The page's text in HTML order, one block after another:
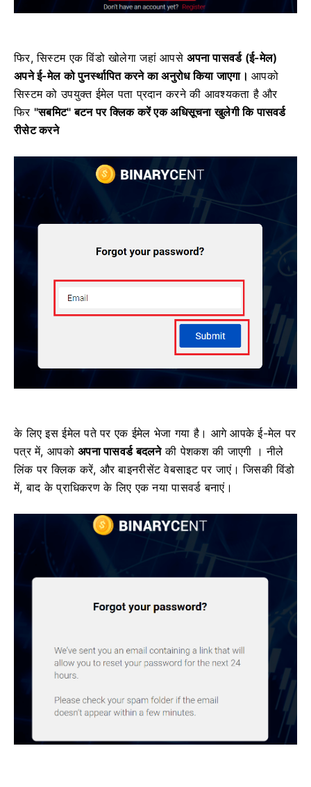
फिर, सिस्टम एक विंडो खोलेगा जहां आपसेअपना पासवर्ड (ई-मेल)
अपने ई-मेल को पुनर्स्थापित करने का अनुरोध किया जाएगा।आपको
सिस्टम को उपयुक्त ईमेल पता प्रदान करने की आवश्यकता है और
फिर "सबमिट" बटन पर क्लिक करें एक अधिसूचना खुलेगी किपासवर्ड
रीसेट करने
के लिए इस ईमेल पते पर एक ईमेल भेजा गया है। आगे आपके ई-मेल पर
पत्र में, आपकोअपना पासवर्ड बदलनेकी पेशकश की जाएगी ।नीले
लिंक पर क्लिक करें, और बाइनरीसेंट वेबसाइट पर जाएं।जिसकी विंडो
में, बाद के प्राधिकरण के लिए एक नया पासवर्ड बनाएं।